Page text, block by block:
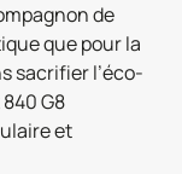
de
que pour la
sacrifier l’éco-
G8
et